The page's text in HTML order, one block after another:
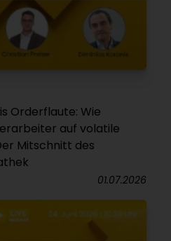
Orderflaute: Wie
auf volatile
Mitschnitt des
01.07.2026